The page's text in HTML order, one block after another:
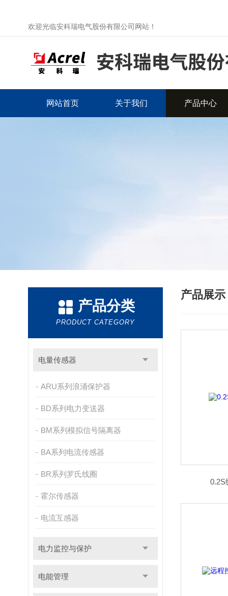
欢迎光临安科瑞电气股份有限公司网站！
网站首页 关于我们 产品中心
产品分类
PRODUCT CATEGORY
电量传感器
ARU系列浪涌保护器
BD系列电力变送器
BM系列模拟信号隔离器
BA系列电流传感器
BR系列罗氏线圈
霍尔传感器
电流互感器
电力监控与保护
电能管理
产品展示
0.2S